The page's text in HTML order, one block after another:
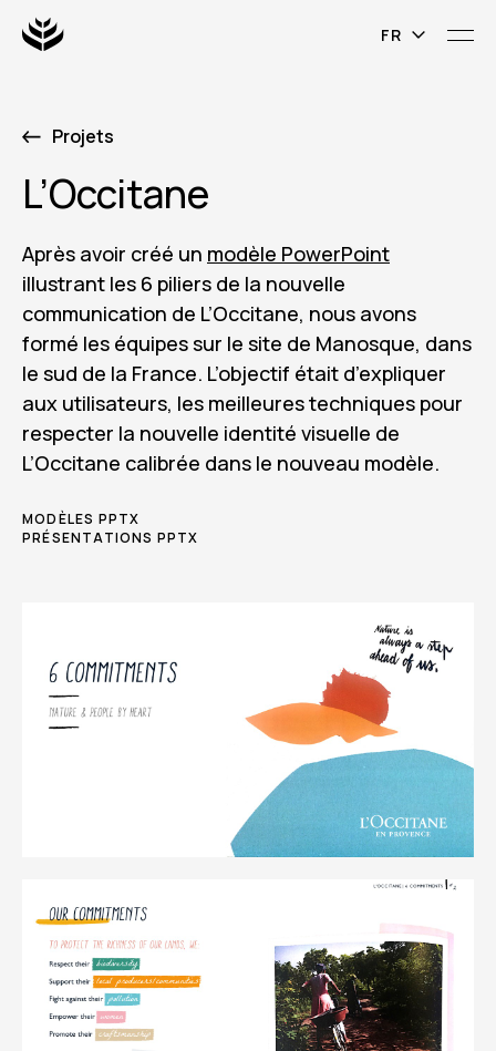
Projets
L’Occitane
Après avoir créé un modèle PowerPoint
illustrant les 6 piliers de la nouvelle
communication de L’Occitane, nous avons
formé les équipes sur le site de Manosque, dans
le sud de la France. L’objectif était d’expliquer
aux utilisateurs, les meilleures techniques pour
respecter la nouvelle identité visuelle de
L’Occitane calibrée dans le nouveau modèle.
MODÈLES PPTX
PRÉSENTATIONS PPTX